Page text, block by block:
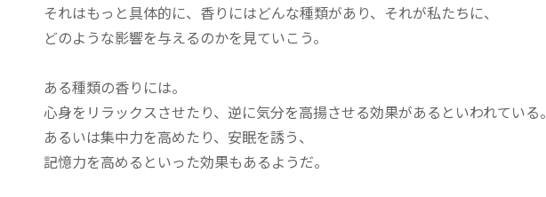
それはもっと具体的に、香りにはどんな種類があり、それが私たちに、
どのような影響を与えるのかを見ていこう。
ある種類の香りには。
心身をリラックスさせたり、逆に気分を高揚させる効果があるといわれている。
あるいは集中力を高めたり、安眠を誘う、
記憶力を高めるといった効果もあるようだ。